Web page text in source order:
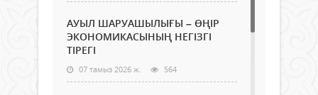
АУЫЛ ШАРУАШЫЛЫҒЫ – ӨҢІР
ЭКОНОМИКАСЫНЫҢ НЕГІЗГІ
ТІРЕГІ
07 тамыз 2026 ж. 564